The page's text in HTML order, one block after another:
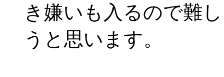
き嫌いも入るので難
うと思います。